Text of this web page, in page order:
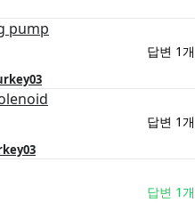
pump
답변 1개
답변 1개
답변 1개